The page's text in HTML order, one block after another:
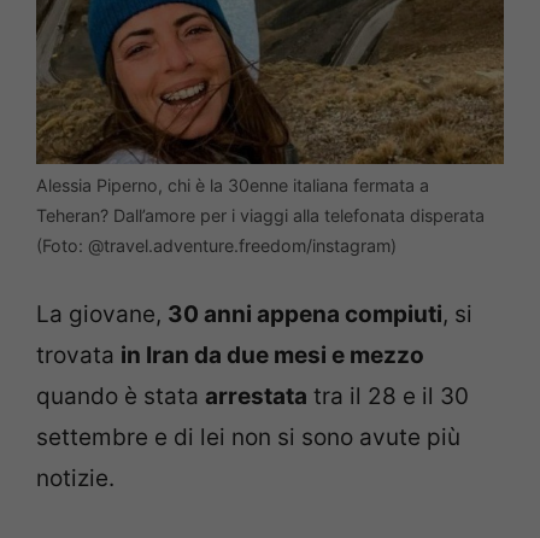
Alessia Piperno, chi è la 30enne italiana fermata a
Teheran? Dall’amore per i viaggi alla telefonata disperata
(Foto: @travel.adventure.freedom/instagram)
La giovane, 30 anni appena compiuti, si
trovata in Iran da due mesi e mezzo
quando è stata arrestata tra il 28 e il 30
settembre e di lei non si sono avute più
notizie.